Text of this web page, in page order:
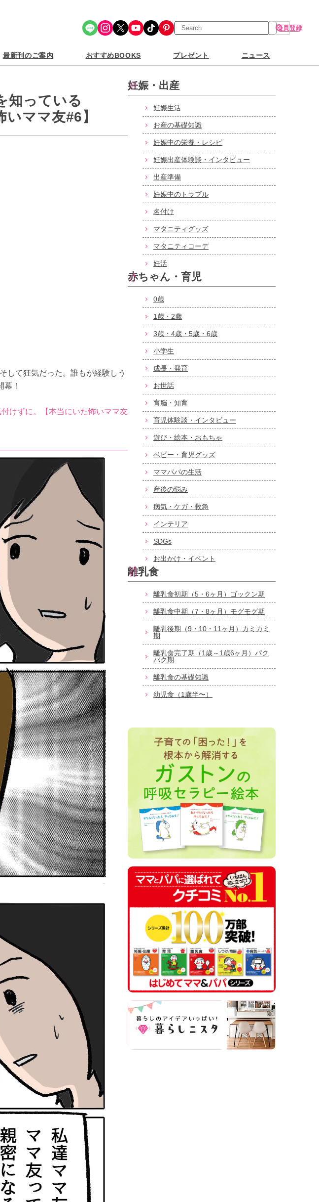
Share Icon Instagram X YouTube TikTok Pinterest
検
索
会員登録
最新刊のご案内 おすすめBOOKS プレゼント ニュース
知っている
ママ友#6】
して狂気だった。誰もが経験しう
！
けずに。【本当にいた怖いママ友
妊娠・出産
妊娠生活
お産の基礎知識
妊娠中の栄養・レシピ
妊娠出産体験談・インタビュー
出産準備
妊娠中のトラブル
名付け
マタニティグッズ
マタニティコーデ
妊活
赤ちゃん・育児
0歳
1歳・2歳
3歳・4歳・5歳・6歳
小学生
成長・発育
お世話
育脳・知育
育児体験談・インタビュー
遊び・絵本・おもちゃ
ベビー・育児グッズ
ママパパの生活
産後の悩み
病気・ケガ・救急
インテリア
SDGs
お出かけ・イベント
離乳食
離乳食初期（5・6ヶ月）ゴックン期
離乳食中期（7・8ヶ月）モグモグ期
離乳後期（9・10・11ヶ月）カミカミ
期
離乳食完了期（1歳～1歳6ヶ月）パク
パク期
離乳食の基礎知識
幼児食（1歳半〜）